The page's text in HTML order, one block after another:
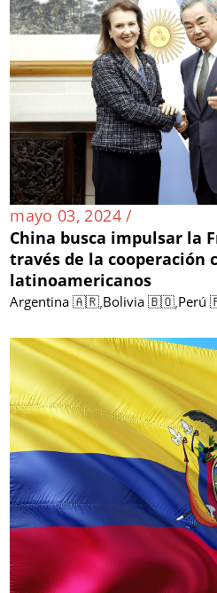
mayo 03, 2024 /
China busca impulsar la
través de la cooperación
latinoamericanos
Argentina 🇦🇷,Bolivia 🇧🇴,Perú